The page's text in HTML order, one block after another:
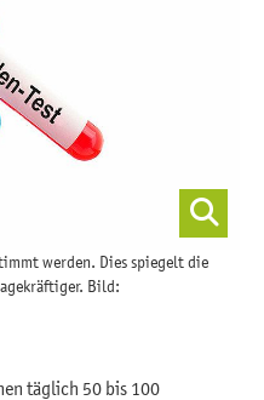
werden. Dies spiegelt die
Bild:
täglich 50 bis 100